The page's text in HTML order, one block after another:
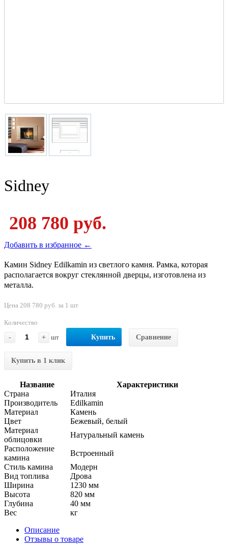
Sidney
208 780 руб.
Добавить в избранное ←
Камин Sidney Edilkamin из светлого камня. Рамка, которая
располагается вокруг стеклянной дверцы, изготовлена из
металла.
Цена 208 780 руб. за 1 шт
Количество
-
+ шт Купить Сравнение
Купить в 1 клик
Название
Характеристики
Страна
Италия
Производитель
Edilkamin
Материал
Камень
Цвет
Бежевый, белый
Материал
облицовки
Натуральный камень
Расположение
камина
Встроенный
Стиль камина
Модерн
Вид топлива
Дрова
Ширина
1230 мм
Высота
820 мм
Глубина
40 мм
Вес
кг
Описание
Отзывы о товаре